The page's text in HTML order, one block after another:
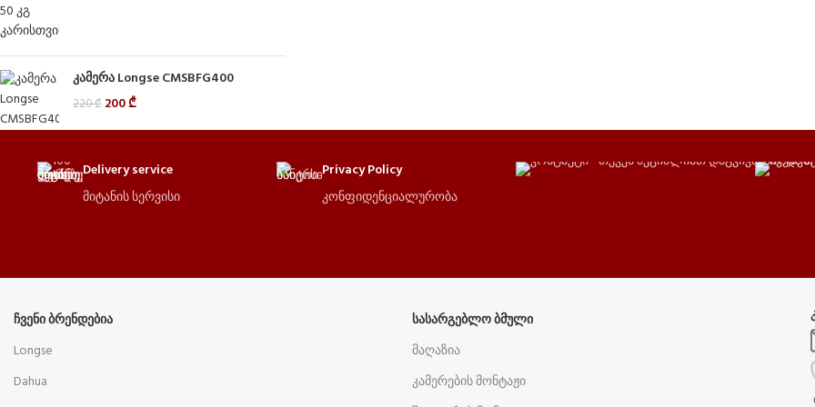
კამერა Longse CMSBFG400
220₾ 200₾
Delivery service
მიტანის სერვისი
Privacy Policy
კონფიდენციალურობა
ᲩᲕᲔᲜᲘ ᲑᲠᲔᲜᲓᲔᲑᲘᲐ
Longse
Dahua
ᲡᲐᲡᲐᲠᲒᲔᲑᲚᲝ ᲑᲛᲣᲚᲘ
მაღაზია
კამერების მონტაჟი